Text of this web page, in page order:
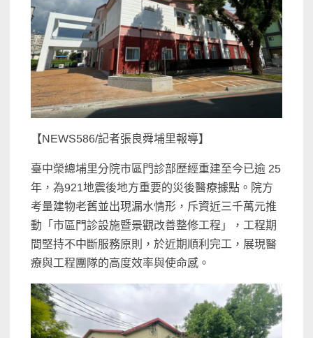
【NEWS586/記者張良舜埔里報導】
臺中榮總埔里分院市區門診部歷經重建至今已逾 25
年，為921地震後地方重要的災後醫療據點。院方
考量建物老舊並出現漏水情形，斥資近三千萬元推
動「市區門診設施暨景觀改善整修工程」，工程期
間堅持不中斷服務原則，於近期順利完工，展現醫
療與工程團隊的高度效率與使命感。